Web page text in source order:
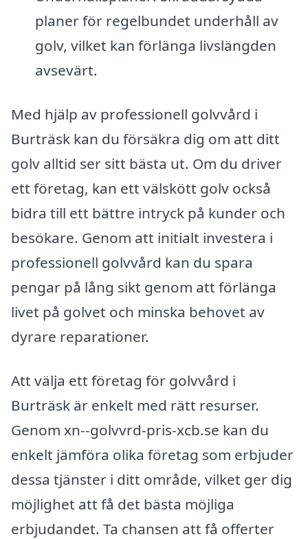
planer för regelbundet underhåll av
golv, vilket kan förlänga livslängden
avsevärt.
Med hjälp av professionell golvvård i
Burträsk kan du försäkra dig om att ditt
golv alltid ser sitt bästa ut. Om du driver
ett företag, kan ett välskött golv också
bidra till ett bättre intryck på kunder och
besökare. Genom att initialt investera i
professionell golvvård kan du spara
pengar på lång sikt genom att förlänga
livet på golvet och minska behovet av
dyrare reparationer.
Att välja ett företag för golvvård i
Burträsk är enkelt med rätt resurser.
Genom xn--golvvrd-pris-xcb.se kan du
enkelt jämföra olika företag som erbjuder
dessa tjänster i ditt område, vilket ger dig
möjlighet att få det bästa möjliga
erbjudandet. Ta chansen att få offerter